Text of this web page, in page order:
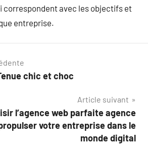
correspondent avec les objectifs et
entreprise.
chic et choc
Article suivant
l’agence web parfaite agence
votre entreprise dans le
monde digital